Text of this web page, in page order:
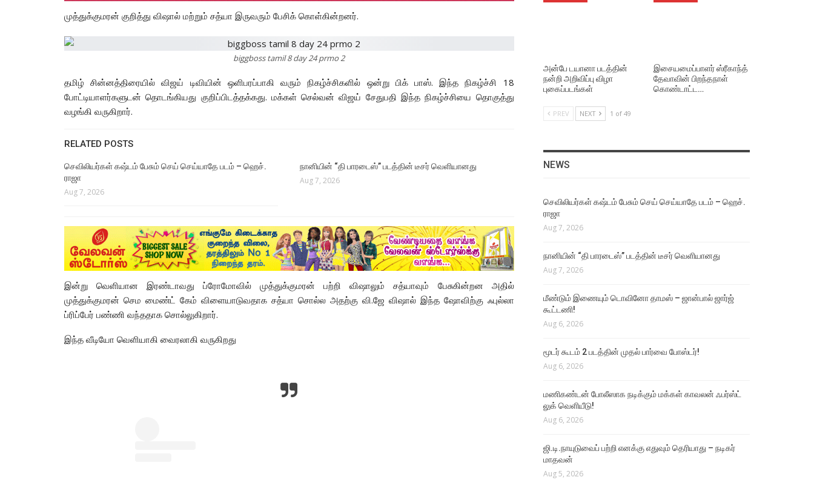
முத்துக்குமரன் குறித்து விஷால் மற்றும் சத்யா இருவரும் பேசிக் கொள்கின்றனர்.
biggboss tamil 8 day 24 prmo 2
தமிழ் சின்னத்திரையில் விஜய் டிவியின் ஒளிபரப்பாகி வரும் நிகழ்ச்சிகளில் ஒன்று பிக் பாஸ். இந்த நிகழ்ச்சி 18
போட்டியாளர்களுடன் தொடங்கியது குறிப்பிடத்தக்கது. மக்கள் செல்வன் விஜய் சேதுபதி இந்த நிகழ்ச்சியை தொகுத்து
வழங்கி வருகிறார்.
RELATED POSTS
செவிலியர்கள் கஷ்டம் பேசும் செய் செய்யாதே படம் – ஹெச்.
ராஜா
Aug 7, 2026
நானியின் “தி பாரடைஸ்” படத்தின் டீசர் வெளியானது
Aug 7, 2026
இன்று வெளியான இரண்டாவது ப்ரோமோவில் முத்துக்குமரன் பற்றி விஷாலும் சத்யாவும் பேசுகின்றன அதில்
முத்துக்குமரன் செம மைண்ட் கேம் விளையாடுவதாக சத்யா சொல்ல அதற்கு வி.ஜே விஷால் இந்த ஷோவிற்கு ஃபுல்லா
ப்ரிப்பேர் பண்ணி வந்ததாக சொல்லுகிறார்.
இந்த வீடியோ வெளியாகி வைரலாகி வருகிறது
அன்பே டயானா படத்தின்
நன்றி அறிவிப்பு விழா
புகைப்படங்கள்
இசையமைப்பாளர் ஸ்ரீகாந்த்
தேவாவின் பிறந்தநாள்
கொண்டாட்ட…
PREV NEXT 1 of 49
NEWS
செவிலியர்கள் கஷ்டம் பேசும் செய் செய்யாதே படம் – ஹெச்.
ராஜா
Aug 7, 2026
நானியின் “தி பாரடைஸ்” படத்தின் டீசர் வெளியானது
Aug 7, 2026
மீண்டும் இணையும் டொவினோ தாமஸ் – ஜான்பால் ஜார்ஜ்
கூட்டணி!
Aug 6, 2026
மூடர் கூடம் 2 படத்தின் முதல் பார்வை போஸ்டர்!
Aug 6, 2026
மணிகண்டன் போலீஸாக நடிக்கும் மக்கள் காவலன் ஃபர்ஸ்ட்
லுக் வெளியீடு!
Aug 6, 2026
ஜி.டி.நாயுடுவைப் பற்றி எனக்கு எதுவும் தெரியாது – நடிகர்
மாதவன்
Aug 5, 2026